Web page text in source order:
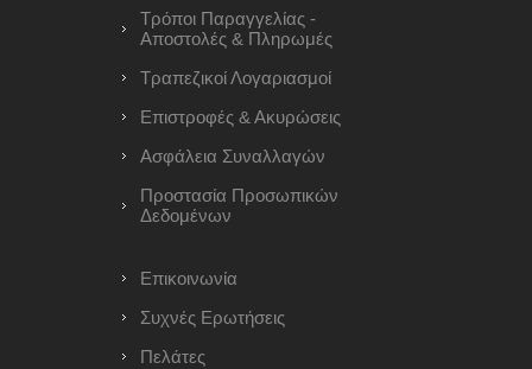
Τρόποι Παραγγελίας -
Αποστολές & Πληρωμές
Τραπεζικοί Λογαριασμοί
Επιστροφές & Ακυρώσεις
Ασφάλεια Συναλλαγών
Προστασία Προσωπικών
Δεδομένων
Επικοινωνία
Συχνές Ερωτήσεις
Πελάτες